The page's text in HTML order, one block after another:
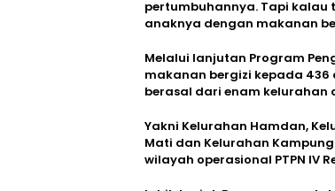
pertumbuhannya. Tapi
anaknya dengan makanan
Melalui lanjutan Program
makanan bergizi kepada
berasal dari enam kelurahan
Yakni Kelurahan Hamdan,
Mati dan Kelurahan
wilayah operasional PTPN IV